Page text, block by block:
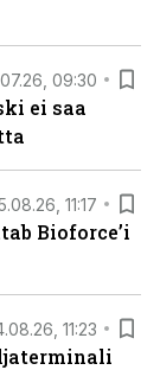
09:30
ei saa
11:17
Bioforce’i
11:23